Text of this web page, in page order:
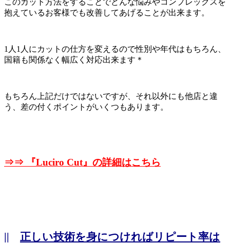
抱えているお客様でも改善してあげることが出来ます。
1人1人にカットの仕方を変えるので性別や年代はもちろん、
国籍も関係なく幅広く対応出来ます＊
もちろん上記だけではないですが、それ以外にも他店と違
う、差の付くポイントがいくつもあります。
⇒⇒ 『Luciro Cut』の詳細はこちら
|| 正しい技術を身につければリピート率は